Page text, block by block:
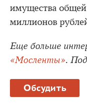
имущества
миллионов
Еще больше
«Мосленты».
Обсудить